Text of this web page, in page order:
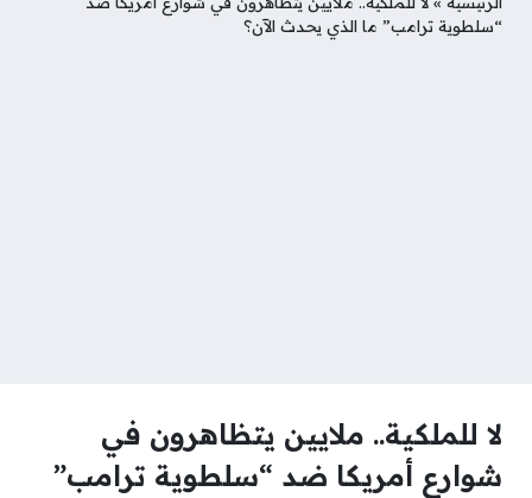
“سلطوية ترامب” ما الذي يحدث الآن؟
لا للملكية.. ملايين يتظاهرون في
شوارع أمريكا ضد “سلطوية ترامب”